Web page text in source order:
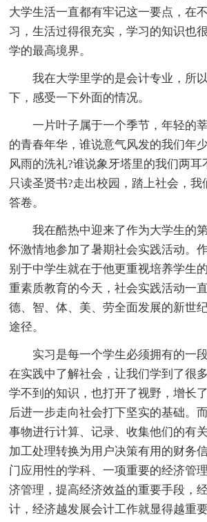
大学生活一直都有牢记这一要点，在
习，生活过得很充实，学习的知识也
学的最高境界。
我在大学里学的是会计专业，所
下，感受一下外面的情况。
一片叶子属于一个季节，年轻的
的青春年华，谁说意气风发的我们年
风雨的洗礼?谁说象牙塔里的我们两
只读圣贤书?走出校园，踏上社会，我
答卷。
我在酷热中迎来了作为大学生的
怀激情地参加了暑期社会实践活动。
别于中学生就在于他更重视培养学生
重素质教育的今天，社会实践活动一
德、智、体、美、劳全面发展的新世
途径。
实习是每一个学生必须拥有的一
在实践中了解社会，让我们学到了很
学不到的知识，也打开了视野，增长
后进一步走向社会打下坚实的基础。
事物进行计算、记录、收集他们的有
加工处理转换为用户决策有用的财务
门应用性的学科、一项重要的经济管
济管理，提高经济效益的重要手段，
计，经济越发展会计工作就显得越重要